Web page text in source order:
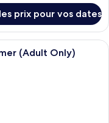
prix pour vos dates
gratuits dans le mini-bar,
(Adult Only)